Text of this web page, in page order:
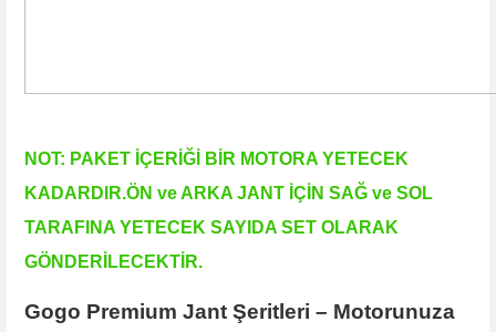
NOT: PAKET İÇERİĞİ BİR MOTORA YETECEK
KADARDIR.ÖN ve ARKA JANT İÇİN SAĞ ve SOL
TARAFINA YETECEK SAYIDA SET OLARAK
GÖNDERİLECEKTİR.
Gogo Premium Jant Şeritleri – Motorunuza